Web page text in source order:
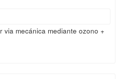
mecánica mediante ozono +